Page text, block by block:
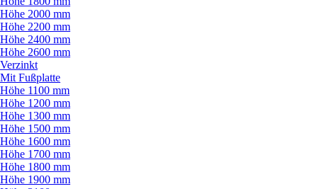
Höhe 2000 mm
Höhe 2200 mm
Höhe 2400 mm
Höhe 2600 mm
Verzinkt
Mit Fußplatte
Höhe 1100 mm
Höhe 1200 mm
Höhe 1300 mm
Höhe 1500 mm
Höhe 1600 mm
Höhe 1700 mm
Höhe 1800 mm
Höhe 1900 mm